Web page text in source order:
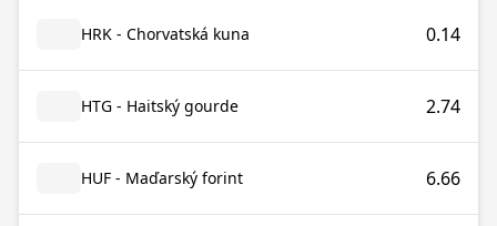
HRK - Chorvatská kuna 0.14
HTG - Haitský gourde 2.74
HUF - Maďarský forint 6.66